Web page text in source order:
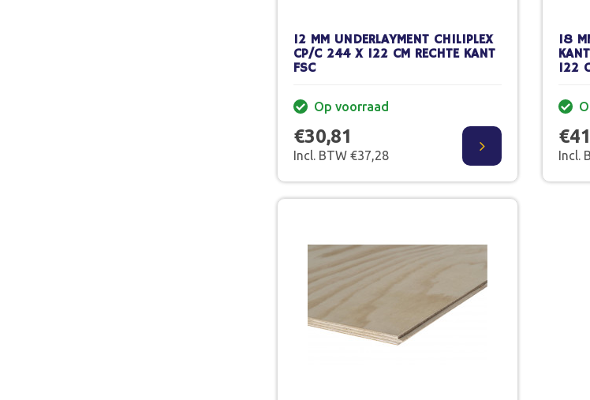
12 MM UNDERLAYMENT CHILIPLEX
CP/C 244 X 122 CM RECHTE KANT
FSC
Op voorraad
€30,81
Incl. BTW €37,28
18
122
Incl.